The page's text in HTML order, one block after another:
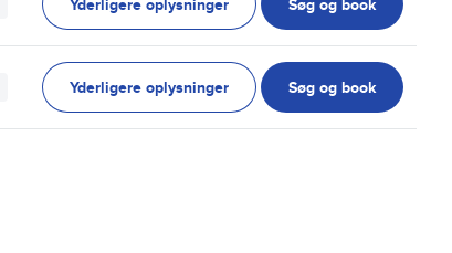
Yderligere oplysninger Søg og book
Yderligere oplysninger Søg og book